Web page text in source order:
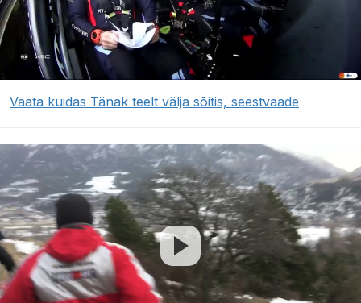
Vaata kuidas Tänak teelt välja sõitis, seestvaade